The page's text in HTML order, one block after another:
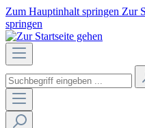
Zum Hauptinhalt springen Zur
springen